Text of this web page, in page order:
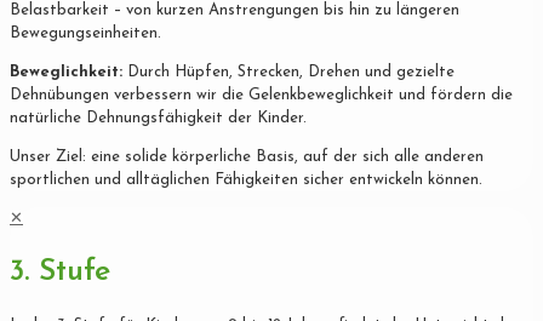
Belastbarkeit – von kurzen Anstrengungen bis hin zu längeren
Bewegungseinheiten.
Beweglichkeit: Durch Hüpfen, Strecken, Drehen und gezielte
Dehnübungen verbessern wir die Gelenkbeweglichkeit und fördern die
natürliche Dehnungsfähigkeit der Kinder.
Unser Ziel: eine solide körperliche Basis, auf der sich alle anderen
sportlichen und alltäglichen Fähigkeiten sicher entwickeln können.
✕
3. Stufe